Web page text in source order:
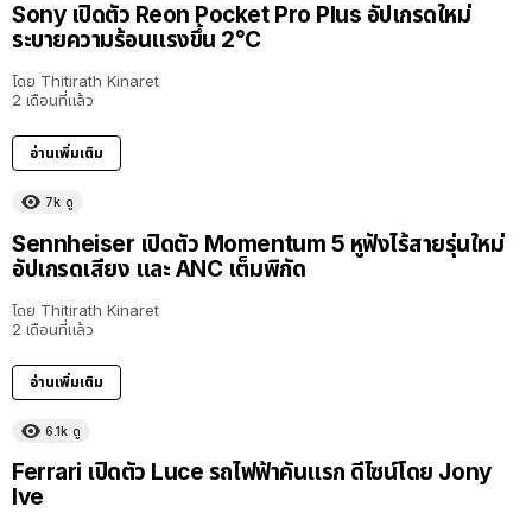
Sony เปิดตัว Reon Pocket Pro Plus อัปเกรดใหม่
ระบายความร้อนแรงขึ้น 2°C
โดย Thitirath Kinaret
2 เดือนที่แล้ว
อ่านเพิ่มเติม
7k ดู
Sennheiser เปิดตัว Momentum 5 หูฟังไร้สายรุ่นใหม่
อัปเกรดเสียง และ ANC เต็มพิกัด
โดย Thitirath Kinaret
2 เดือนที่แล้ว
อ่านเพิ่มเติม
6.1k ดู
Ferrari เปิดตัว Luce รถไฟฟ้าคันแรก ดีไซน์โดย Jony
Ive